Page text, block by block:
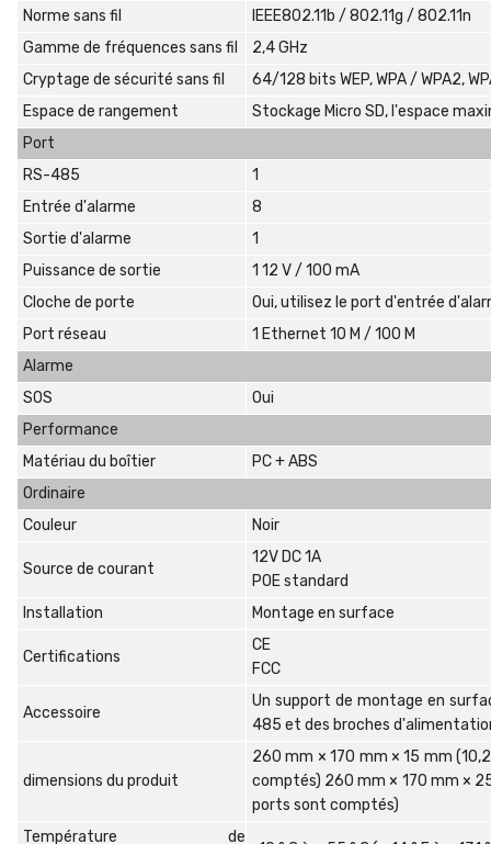
Norme sans fil
IEEE802.11b / 802.11g / 802.11n
Gamme de fréquences sans fil
2,4 GHz
Cryptage de sécurité sans fil
64/128 bits WEP, WPA / WPA2,
Espace de rangement
Stockage Micro SD, l'espace
Port
RS-485
1
Entrée d'alarme
8
Sortie d'alarme
1
Puissance de sortie
1 12 V / 100 mA
Cloche de porte
Oui, utilisez le port d'entrée
Port réseau
1 Ethernet 10 M / 100 M
Alarme
SOS
Oui
Performance
Matériau du boîtier
PC + ABS
Ordinaire
Couleur
Noir
Source de courant
12V DC 1A
POE standard
Installation
Montage en surface
Certifications
CE
FCC
Accessoire
Un support de montage en
485 et des broches
dimensions du produit
260 mm × 170 mm × 15 mm
comptés) 260 mm × 170 mm ×
ports sont comptés)
Température de